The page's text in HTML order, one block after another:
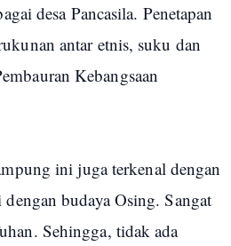
desa Pancasila. Penetapan
antar etnis, suku dan
Kebangsaan
ini juga terkenal dengan
budaya Osing. Sangat
Sehingga, tidak ada